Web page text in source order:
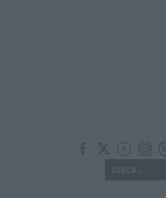
Discussione sulla proposta di legge regionale